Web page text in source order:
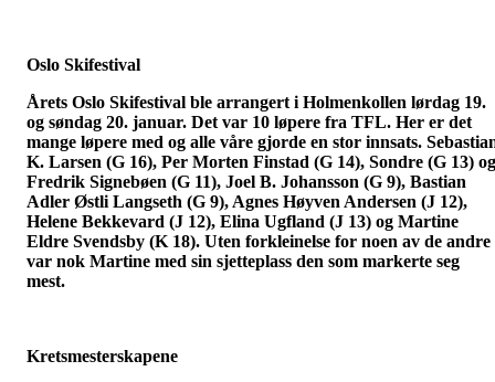
Oslo Skifestival
Årets Oslo Skifestival ble arrangert i Holmenkollen lørdag 19.
og søndag 20. januar. Det var 10 løpere fra TFL. Her er det
mange løpere med og alle våre gjorde en stor innsats.
K. Larsen (G 16), Per Morten Finstad (G 14), Sondre (G 13) og
Fredrik Signebøen (G 11), Joel B. Johansson (G 9), Bastian
Adler Østli Langseth (G 9), Agnes Høyven Andersen (J 12),
Helene Bekkevard (J 12), Elina Ugfland (J 13) og Martine
Eldre Svendsby (K 18). Uten forkleinelse for noen av de andre
var nok Martine med sin sjetteplass den som markerte seg
mest.
Kretsmesterskapene